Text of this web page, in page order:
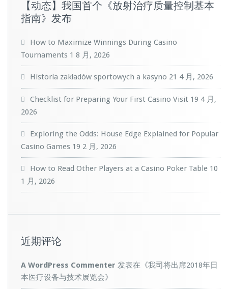
【动态】我国首个《放射治疗质量控制基本
指南》发布
How to Maximize Winnings During Casino
Tournaments 1 8 月, 2026
Historia zakładów sportowych a kasyno 21 4 月, 2026
Checklist for Preparing Your First Casino Visit 19 4 月,
2026
Exploring the Odds: House Edge Explained for Popular
Casino Games 19 2 月, 2026
How to Read Other Players at a Casino Poker Table 10
1 月, 2026
近期评论
A WordPress Commenter 发表在《我司将出席2018年日
本医疗设备与技术展览会》